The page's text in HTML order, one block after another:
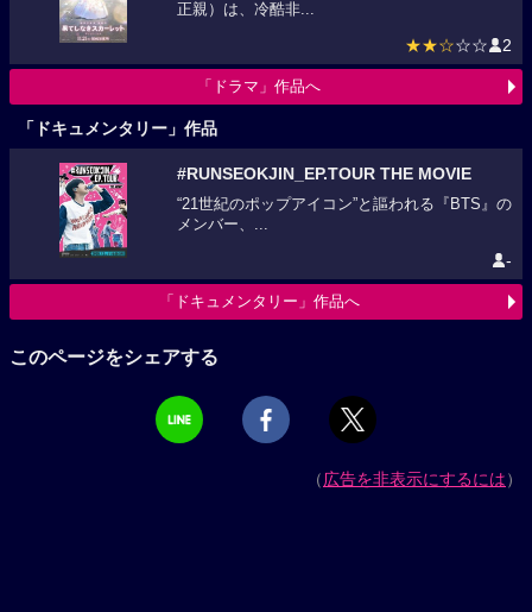
正親）は、冷酷非...
★★☆☆☆ 2
「ドラマ」作品へ
「ドキュメンタリー」作品
#RUNSEOKJIN_EP.TOUR THE MOVIE
“21世紀のポップアイコン”と謳われる『BTS』の
メンバー、...
-
「ドキュメンタリー」作品へ
このページをシェアする
（広告を非表示にするには）